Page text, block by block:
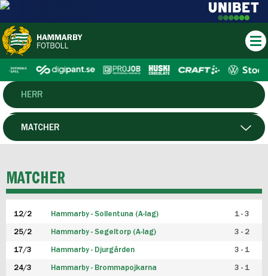
HERR
DAM
P19
F19
FUTSAL HERR
MATCHER
MATCHER
12/2 Hammarby - Sollentuna (A-lag) 1 - 3
25/2 Hammarby - Segeltorp (A-lag) 3 - 2
17/3 Hammarby - Djurgården 3 - 1
24/3 Hammarby - Brommapojkarna 3 - 1